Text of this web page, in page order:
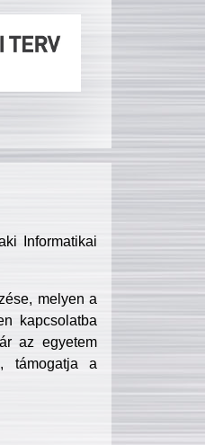
Informatikai
melyen a
kapcsolatba
az egyetem
támogatja a